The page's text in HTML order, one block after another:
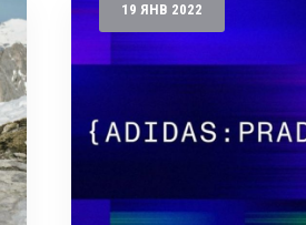
19 ЯНВ 2022